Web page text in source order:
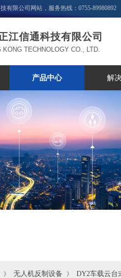
有限公司网站，服务热线：0755-89980892
KONG TECHNOLOGY CO., LTD.
江信通科技有限公司
产品中心 解
》 无人机反制设备 》 DY2车载云台